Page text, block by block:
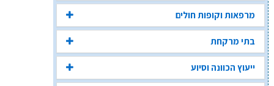
מרפאות וקופות חולים
בתי מרקחת
ייעוץ הכוונה וסיוע